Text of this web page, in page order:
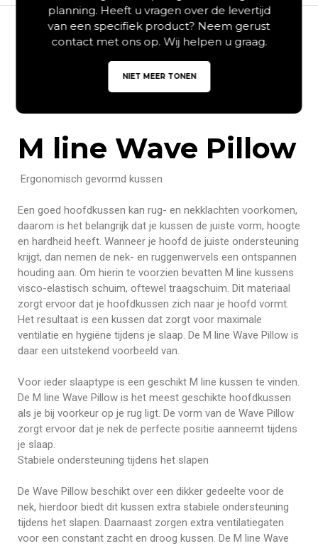
Beschrijving
Aanvullende informatie
M line Wave Pillow
Ergonomisch gevormd kussen
Een goed hoofdkussen kan rug- en nekklachten voorkomen,
daarom is het belangrijk dat je kussen de juiste vorm, hoogte
en hardheid heeft. Wanneer je hoofd de juiste ondersteuning
krijgt, dan nemen de nek- en ruggenwervels een ontspannen
houding aan. Om hierin te voorzien bevatten M line kussens
visco-elastisch schuim, oftewel traagschuim. Dit materiaal
zorgt ervoor dat je hoofdkussen zich naar je hoofd vormt.
Het resultaat is een kussen dat zorgt voor maximale
ventilatie en hygiëne tijdens je slaap. De M line Wave Pillow is
daar een uitstekend voorbeeld van.
Voor ieder slaaptype is een geschikt M line kussen te vinden.
De M line Wave Pillow is het meest geschikte hoofdkussen
als je bij voorkeur op je rug ligt. De vorm van de Wave Pillow
zorgt ervoor dat je nek de perfecte positie aanneemt tijdens
je slaap.
Stabiele ondersteuning tijdens het slapen
De Wave Pillow beschikt over een dikker gedeelte voor de
nek, hierdoor biedt dit kussen extra stabiele ondersteuning
tijdens het slapen. Daarnaast zorgen extra ventilatiegaten
voor een constant zacht en droog kussen. De M line Wave
planning. Heeft u vragen over de levertijd
van een specifiek product? Neem gerust
contact met ons op. Wij helpen u graag.
NIET MEER TONEN